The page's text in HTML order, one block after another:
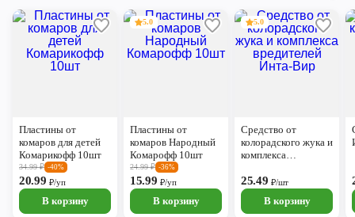
Пластины от
комаров для детей
Комарикофф 10шт
34.99₽ -40%
20.99₽/уп
В корзину
5.0
Пластины от
комаров Народный
Комарофф 10шт
24.99₽ -36%
15.99₽/уп
В корзину
5.0
Средство от
колорадского жука и
комплекса
Вир
25.49₽/шт
В корзину